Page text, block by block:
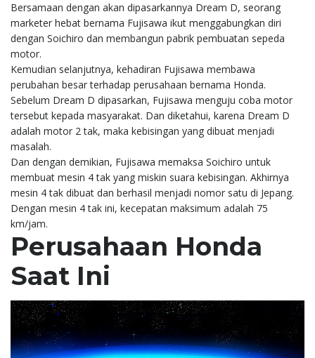
Bersamaan dengan akan dipasarkannya Dream D, seorang
marketer hebat bernama Fujisawa ikut menggabungkan diri
dengan Soichiro dan membangun pabrik pembuatan sepeda
motor.
Kemudian selanjutnya, kehadiran Fujisawa membawa
perubahan besar terhadap perusahaan bernama Honda.
Sebelum Dream D dipasarkan, Fujisawa menguju coba motor
tersebut kepada masyarakat. Dan diketahui, karena Dream D
adalah motor 2 tak, maka kebisingan yang dibuat menjadi
masalah.
Dan dengan demikian, Fujisawa memaksa Soichiro untuk
membuat mesin 4 tak yang miskin suara kebisingan. Akhirnya
mesin 4 tak dibuat dan berhasil menjadi nomor satu di Jepang.
Dengan mesin 4 tak ini, kecepatan maksimum adalah 75
km/jam.
Perusahaan Honda
Saat Ini